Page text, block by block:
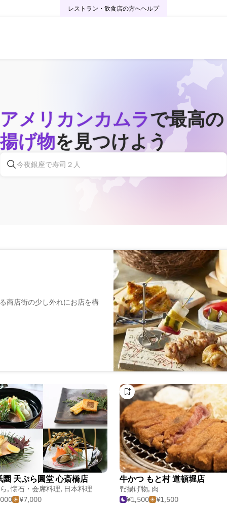
レストラン・飲食店の方へヘルプ
アメリカンカムラで最高の
揚げ物を見つけよう
商店街の少し外れにお店を構
園 天ぷら圓堂 心斎橋店
,懐石・会席料理, 日本料理
¥7,000
牛かつ もと村 道頓堀店
揚げ物, 肉
¥1,500
¥1,500